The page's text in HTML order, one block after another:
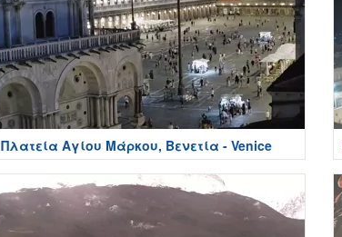
Πλατεία Αγίου Μάρκου, Βενετία - Venice